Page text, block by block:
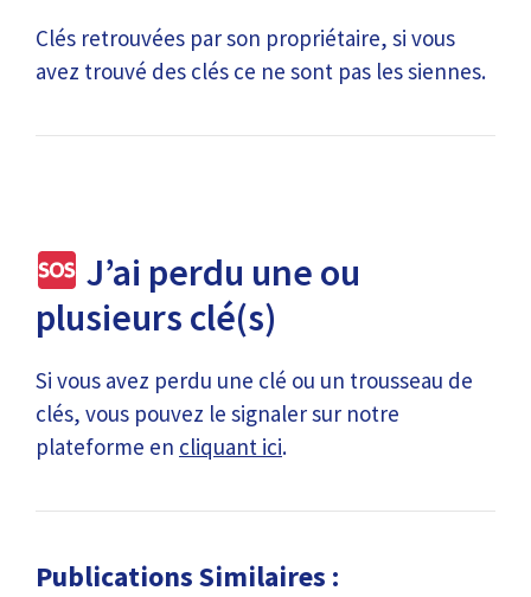
Clés retrouvées par son propriétaire, si vous
avez trouvé des clés ce ne sont pas les siennes.
J’ai perdu une ou
plusieurs clé(s)
Si vous avez perdu une clé ou un trousseau de
clés, vous pouvez le signaler sur notre
plateforme en cliquant ici.
Publications Similaires :